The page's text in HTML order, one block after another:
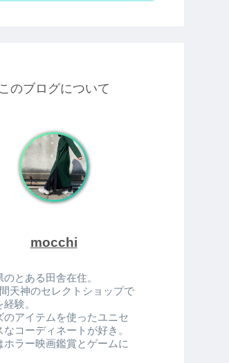
このブログについて
mocchi
のとある田舎在住。
天神のセレクトショップで
験。
のアイテムを使ったユニセ
なコーディネートが好き。
ホラー映画鑑賞とゲームに